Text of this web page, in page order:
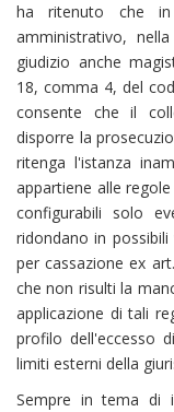
ha ritenuto che
amministrativo,
giudizio anche
18, comma 4, del
consente che il
disporre la
ritenga l'istanza
appartiene alle
configurabili solo
ridondano in
per cassazione ex
che non risulti la
applicazione di tali
profilo dell'eccesso
limiti esterni della
Sempre in tema di